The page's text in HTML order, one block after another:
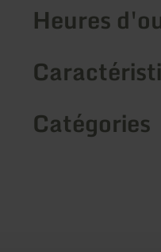
Heures
Catégories